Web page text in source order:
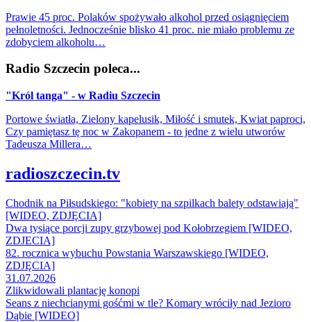
Prawie 45 proc. Polaków spożywało alkohol przed osiągnięciem
pełnoletności. Jednocześnie blisko 41 proc. nie miało problemu ze
zdobyciem alkoholu…
Radio Szczecin poleca...
"Król tanga" - w Radiu Szczecin
Portowe światła, Zielony kapelusik, Miłość i smutek, Kwiat paproci,
Czy pamiętasz tę noc w Zakopanem - to jedne z wielu utworów
Tadeusza Millera…
radioszczecin.tv
Chodnik na Piłsudskiego: "kobiety na szpilkach balety odstawiają"
[WIDEO, ZDJĘCIA]
Dwa tysiące porcji zupy grzybowej pod Kołobrzegiem [WIDEO,
ZDJECIA]
82. rocznica wybuchu Powstania Warszawskiego [WIDEO,
ZDJĘCIA]
31.07.2026
Zlikwidowali plantację konopi
Seans z niechcianymi gośćmi w tle? Komary wróciły nad Jezioro
Dąbie [WIDEO]